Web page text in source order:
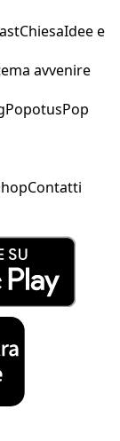
ChiesaIdee e
avvenire
PopotusPop
Contatti